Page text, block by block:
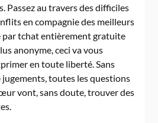
Passez au travers des difficiles
en compagnie des meilleurs
par tchat entièrement gratuite
anonyme, ceci va vous
en toute liberté. Sans
toutes les questions
vont, sans doute, trouver des